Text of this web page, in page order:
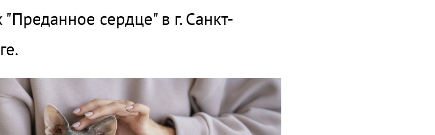
сердце" в г. Санкт-